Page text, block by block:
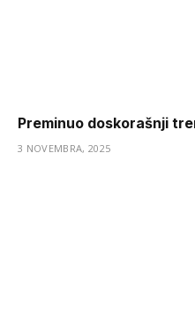
Preminuo doskorašnji
3 NOVEMBRA, 2025